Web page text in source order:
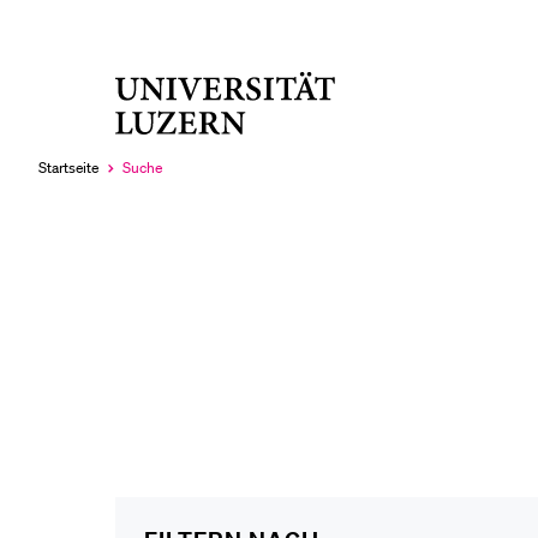
Startseite
Aktuell
Suche
LETZTE SUCHEN